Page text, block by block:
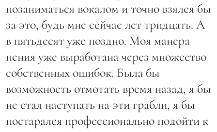
позаниматься вокалом и точно взялся бы
за это, будь мне сейчас лет тридцать. А
в пятьдесят уже поздно. Моя манера
пения уже выработана через множество
собственных ошибок. Была бы
возможность отмотать время назад, я бы
не стал наступать на эти грабли, я бы
постарался профессионально подойти к